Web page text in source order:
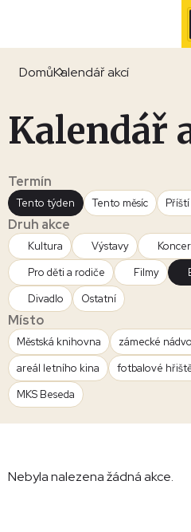
DomůKalendář akcí
Kalendář
Termín
Tento týden Tento měsíc Příští
Druh akce
Kultura Výstavy
Pro děti a rodiče
Filmy
Divadlo
Ostatní
Místo
Městská knihovna zámecké
areál letního kina
fotbalové
MKS Beseda
Nebyla nalezena žádná akce.